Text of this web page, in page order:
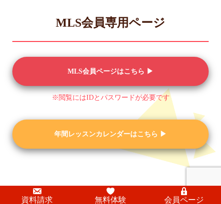
MLS会員専用ページ
MLS会員ページはこちら ▶︎
※閲覧にはIDとパスワードが必要です
年間レッスンカレンダーはこちら ▶︎
資料請求 無料体験 会員ページ